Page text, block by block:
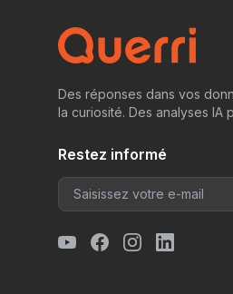
Des réponses dans vos
la curiosité. Des analyses IA
Restez informé